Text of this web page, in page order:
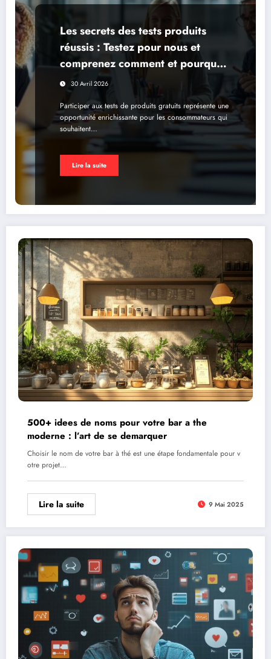
Les secrets des tests produits
réussis : Testez pour nous et
comprenez comment et pourquoi
participer aux tests produits
gratuits
30 Avril 2026
Participer aux tests de produits gratuits représente une
opportunité enrichissante pour les consommateurs qui
souhaitent…
Lire la suite
500+ idees de noms pour votre bar a the
moderne : l’art de se demarquer
Choisir le nom de votre bar à thé est une étape fondamentale pour v
otre projet…
Lire la suite 9 Mai 2025